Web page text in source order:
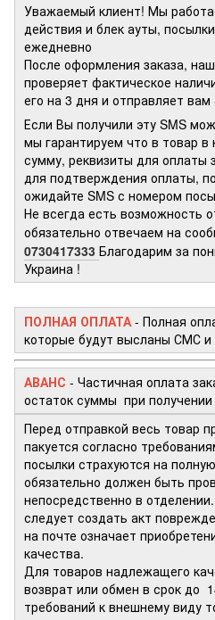
Уважаемый клиент! Мы
действия и блек ауты,
ежедневно
После оформления заказа,
проверяет фактическое
его на 3 дня и отправляет
Если Вы получили эту SMS
мы гарантируем что в товар в
сумму, реквизиты для оплаты
для подтверждения оплаты,
ожидайте SMS с номером
Не всегда есть возможность
обязательно отвечаем на
0730417333 Благодарим за
Украина !
ПОЛНАЯ ОПЛАТА - Полная
которые будут высланы СМС и
АВАНС - Частичная оплата
остаток суммы при
Перед отправкой весь товар
пакуется согласно
посылки страхуются на
обязательно должен быть
непосредственно в
следует создать акт
на почте означает
качества.
Для товаров надлежащего
возврат или обмен в срок до
требований к внешнему виду